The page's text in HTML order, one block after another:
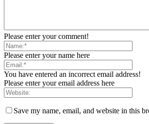
Please enter your comment!
Please enter your name here
You have entered an incorrect email address!
Please enter your email address here
Save my name, email, and website in this